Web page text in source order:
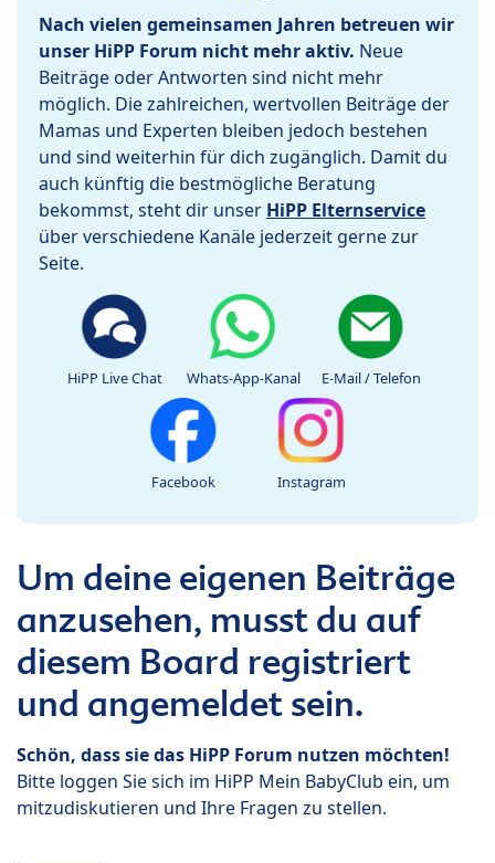
Nach vielen gemeinsamen Jahren betreuen wir
unser HiPP Forum nicht mehr aktiv. Neue
Beiträge oder Antworten sind nicht mehr
möglich. Die zahlreichen, wertvollen Beiträge der
Mamas und Experten bleiben jedoch bestehen
und sind weiterhin für dich zugänglich. Damit du
auch künftig die bestmögliche Beratung
bekommst, steht dir unser HiPP Elternservice
über verschiedene Kanäle jederzeit gerne zur
Seite.
HiPP Live Chat Whats-App-Kanal E-Mail / Telefon
Facebook Instagram
Um deine eigenen Beiträge
anzusehen, musst du auf
diesem Board registriert
und angemeldet sein.
Schön, dass sie das HiPP Forum nutzen möchten!
Bitte loggen Sie sich im HiPP Mein BabyClub ein, um
mitzudiskutieren und Ihre Fragen zu stellen.